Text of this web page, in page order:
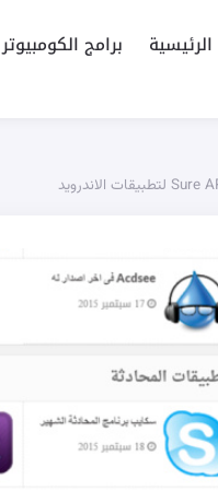
الرئيسية برامج الكومبيوتر